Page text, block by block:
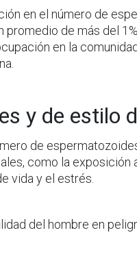
en el número de
de más del
en la
y de estilo
de
como la exposición
vida y el estrés.